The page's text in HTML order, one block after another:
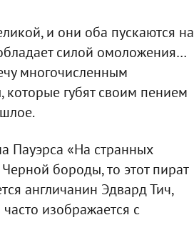
и они оба пускаются на
силой омоложения…
многочисленным
губят своим пением
Пауэрса «На странных
бороды, то этот пират
англичанин Эдвард Тич,
изображается с